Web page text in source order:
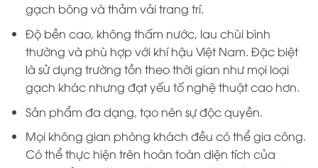
gạch bông và thảm vải trang trí.
Độ bền cao, không thấm nước, lau chùi bình
thường và phù hợp với khí hậu Việt Nam. Đặc biệt
là sử dụng trường tồn theo thời gian như mọi loại
gạch khác nhưng đạt yếu tố nghệ thuật cao hơn.
Sản phẩm đa dạng, tạo nên sự độc quyền.
Mọi không gian phòng khách đều có thể gia công.
Có thể thực hiện trên hoàn toàn diện tích của